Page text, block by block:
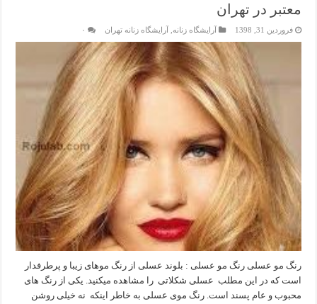
معتبر در تهران
فروردین 31, 1398 آرایشگاه زنانه ,آرایشگاه زنانه تهران ۰
رنگ مو عسلی رنگ مو عسلی : بلوند عسلی از رنگ موهای زیبا و پرطرفدار
است که در این مطلب عسلی شکلاتی را مشاهده میکنید. یکی از رنگ های
محبوب و عام پسند است. رنگ موی عسلی به خاطر اینکه نه خیلی روشن